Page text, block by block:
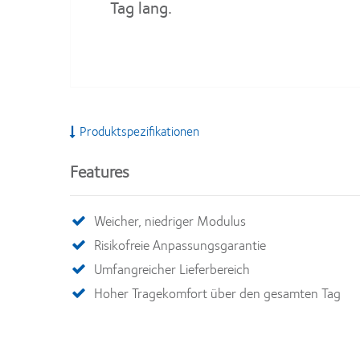
Tag lang.
Produktspezifikationen
Features
Weicher, niedriger Modulus
Risikofreie Anpassungsgarantie
Umfangreicher Lieferbereich
Hoher Tragekomfort über den gesamten Tag